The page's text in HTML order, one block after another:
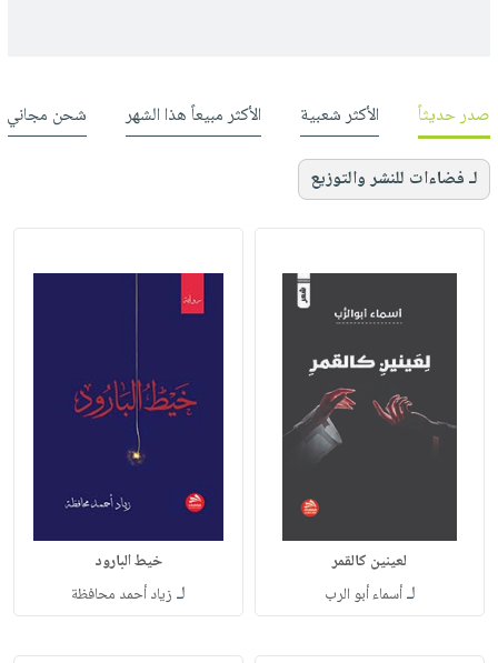
صدر حديثاً الأكثر شعبية الأكثر مبيعاً هذا الشهر شحن مجاني
لـ فضاءات للنشر والتوزيع
لعينين كالقمر
لـأسماء أبو الرب
خيط البارود
لـ زياد أحمد محافظة